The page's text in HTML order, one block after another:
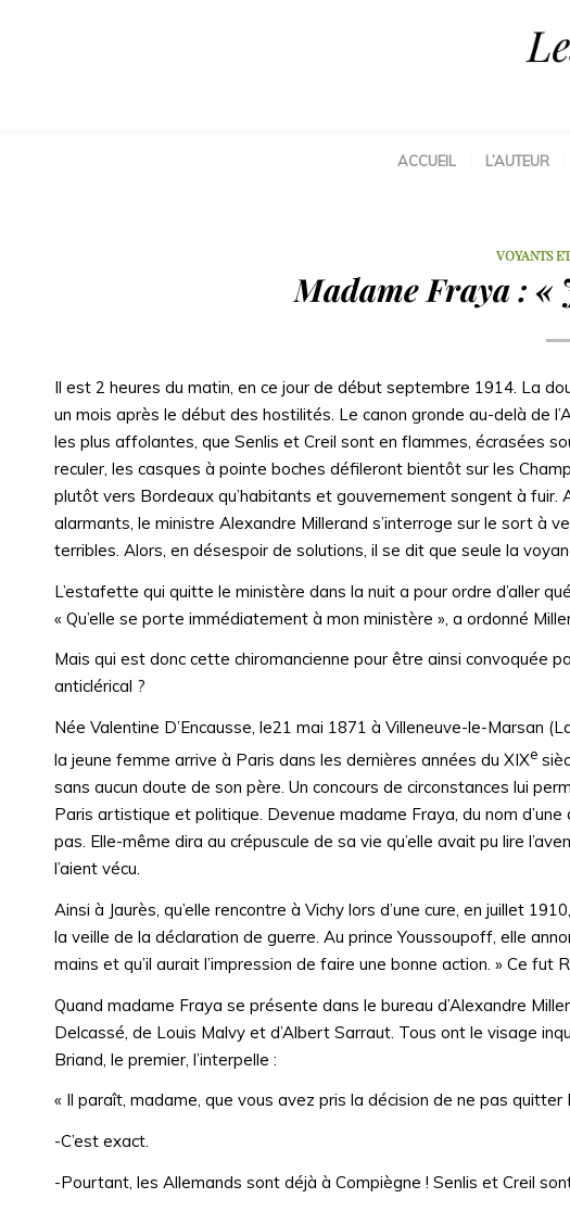
ACCUEIL L’AUTEUR
VOYANTS
Madame Fraya :
Il est 2 heures du matin, en ce jour de début septembre 1914. La
un mois après le début des hostilités. Le canon gronde au-delà de
les plus affolantes, que Senlis et Creil sont en flammes, écrasées
reculer, les casques à pointe boches défileront bientôt sur les
plutôt vers Bordeaux qu’habitants et gouvernement songent à
alarmants, le ministre Alexandre Millerand s’interroge sur le sort à
terribles. Alors, en désespoir de solutions, il se dit que seule la
L’estafette qui quitte le ministère dans la nuit a pour ordre d’aller
« Qu’elle se porte immédiatement à mon ministère », a ordonné
Mais qui est donc cette chiromancienne pour être ainsi convoquée
anticlérical ?
Née Valentine D’Encausse, le21 mai 1871 à Villeneuve-le-Marsan
la jeune femme arrive à Paris dans les dernières années du XIXe
sans aucun doute de son père. Un concours de circonstances lui
Paris artistique et politique. Devenue madame Fraya, du nom
pas. Elle-même dira au crépuscule de sa vie qu’elle avait pu lire
l’aient vécu.
Ainsi à Jaurès, qu’elle rencontre à Vichy lors d’une cure, en juillet
la veille de la déclaration de guerre. Au prince Youssoupoff, elle
mains et qu’il aurait l’impression de faire une bonne action. » Ce fut
Quand madame Fraya se présente dans le bureau d’Alexandre
Delcassé, de Louis Malvy et d’Albert Sarraut. Tous ont le visage
Briand, le premier, l’interpelle :
« Il paraît, madame, que vous avez pris la décision de ne pas quitter
-C’est exact.
-Pourtant, les Allemands sont déjà à Compiègne ! Senlis et Creil